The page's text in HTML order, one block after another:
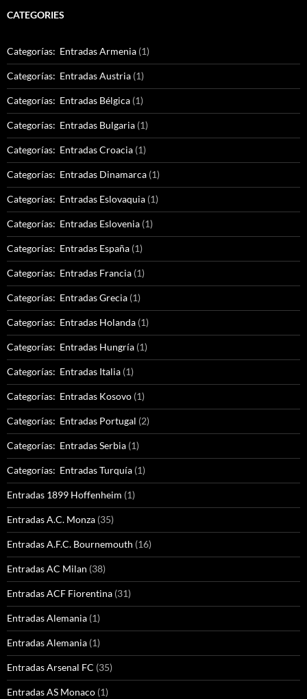
CATEGORIES
Categorías: Entradas Armenia (1)
Categorías: Entradas Austria (1)
Categorías: Entradas Bélgica (1)
Categorías: Entradas Bulgaria (1)
Categorías: Entradas Croacia (1)
Categorías: Entradas Dinamarca (1)
Categorías: Entradas Eslovaquia (1)
Categorías: Entradas Eslovenia (1)
Categorías: Entradas España (1)
Categorías: Entradas Francia (1)
Categorías: Entradas Grecia (1)
Categorías: Entradas Holanda (1)
Categorías: Entradas Hungría (1)
Categorías: Entradas Italia (1)
Categorías: Entradas Kosovo (1)
Categorías: Entradas Portugal (2)
Categorías: Entradas Serbia (1)
Categorías: Entradas Turquía (1)
Entradas 1899 Hoffenheim (1)
Entradas A.C. Monza (35)
Entradas A.F.C. Bournemouth (16)
Entradas AC Milan (38)
Entradas ACF Fiorentina (31)
Entradas Alemania (1)
Entradas Alemania (1)
Entradas Arsenal FC (35)
Entradas AS Monaco (1)